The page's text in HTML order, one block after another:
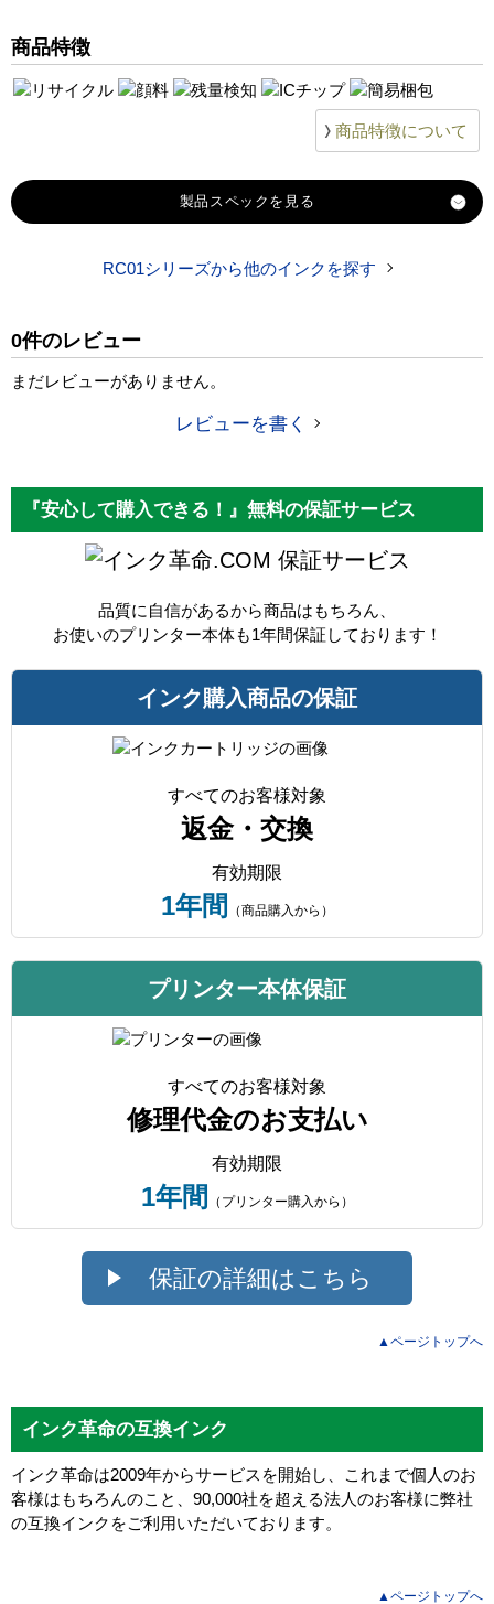
商品特徴
商品特徴について
製品スペック
対応
RC-1C01（シアン）
純正参考価格 3,630 円
カラー シアン
顔料・染料 顔料
ICチップ あり
RC01シリーズから他のインクを探す
0件のレビュー
まだレビューがありません。
レビューを書く
『安心して購入できる！』無料の保証サービス
保証サービス
品質に自信があるから商品はもちろん、
お使いのプリンター本体も1年間保証しております！
インク購入商品の保証
すべてのお客様対象
返金・交換
有効期限
1年間 （商品購入から）
プリンター本体保証
すべてのお客様対象
修理代金のお支払い
有効期限
1年間 （プリンター購入から）
保証の詳細はこちら
▲ページトップへ
インク革命の互換インク
インク革命は2009年からサービスを開始し、これまで個人のお
客様はもちろんのこと、90,000社を超える法人のお客様に弊社
の互換インクをご利用いただいております。
▲ページトップへ